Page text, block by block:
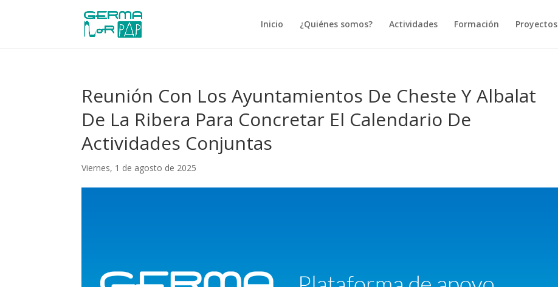
Inicio ¿Quiénes somos? Actividades Formación Proyectos
Reunión Con Los Ayuntamientos De Cheste Y Albalat
De La Ribera Para Concretar El Calendario De
Actividades Conjuntas
Viernes, 1 de agosto de 2025